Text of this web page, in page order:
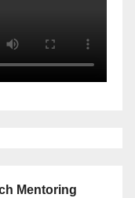
Mentoring